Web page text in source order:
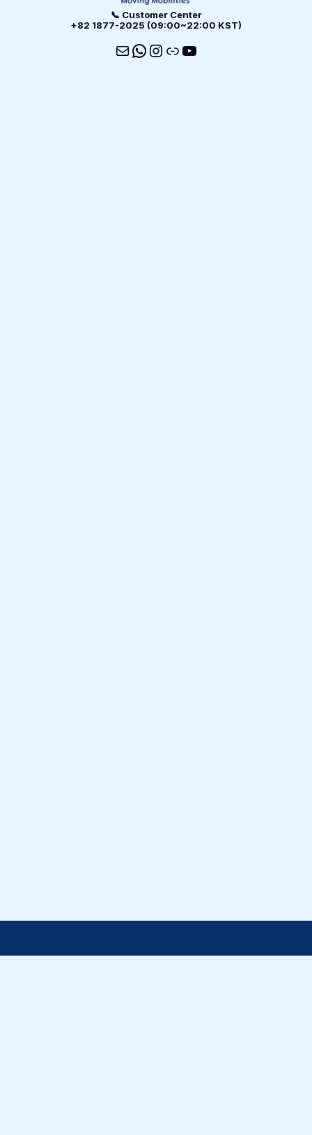
📞 Customer Center
+82 1877-2025 (09:00~22:00 KST)
메일WhatsApp
Instagram
링크YouTube